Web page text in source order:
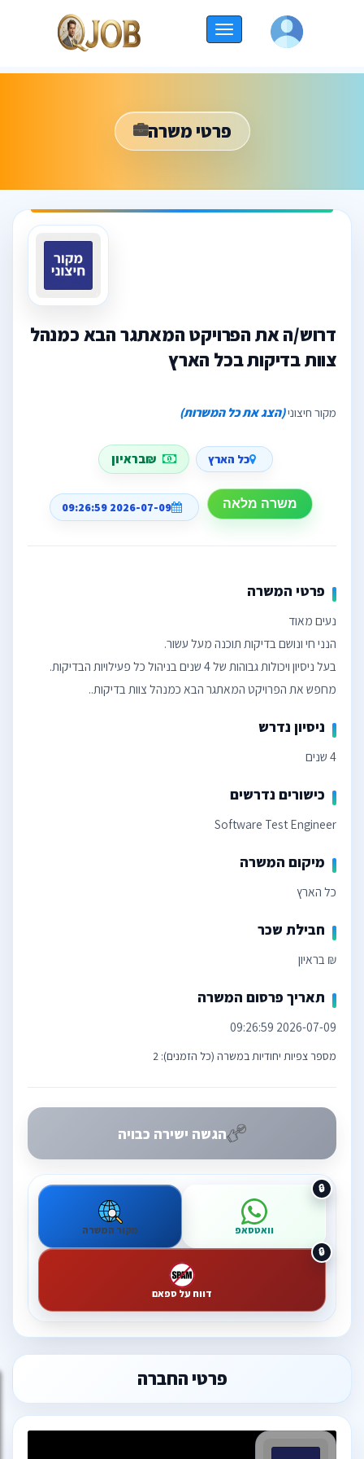
החלף
ניווט
פרטי משרה
דרוש/ה את הפרויקט המאתגר הבא כמנהל
צוות בדיקות בכל הארץ
מקור חיצוני(הצג את כל המשרות)
כל הארץ ₪בראיון
משרה מלאה 2026-07-09 09:26:59
פרטי המשרה
מחפש את הפרויקט המאתגר הבא כמנהל צוות בדיקות..
ניסיון נדרש
4 שנים
כישורים נדרשים
Software Test Engineer
מיקום המשרה
כל הארץ
חבילת שכר
₪ בראיון
תאריך פרסום המשרה
2026-07-09 09:26:59
מספר צפיות יחודיות במשרה (כל הזמנים): 2
הגשה ישירה כבויה
וואטסאפ מקור המשרה
דווח על ספאם
פרטי החברה